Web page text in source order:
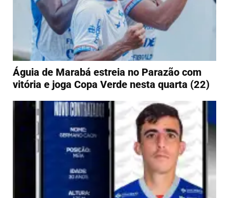
Águia de Marabá estreia no Parazão com
vitória e joga Copa Verde nesta quarta (22)